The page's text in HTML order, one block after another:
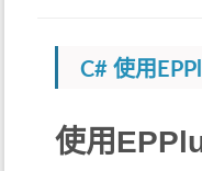
C# 使用
使用